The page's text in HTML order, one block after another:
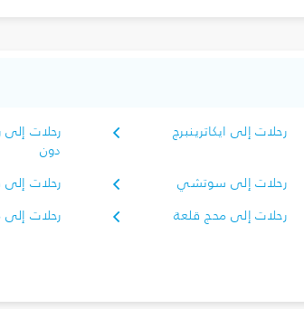
رحلات إلى ايكاترينبرج
رحلات
دون
رحلات إلى سوتشي رحلات إلى
رحلات إلى محج قلعة رحلات